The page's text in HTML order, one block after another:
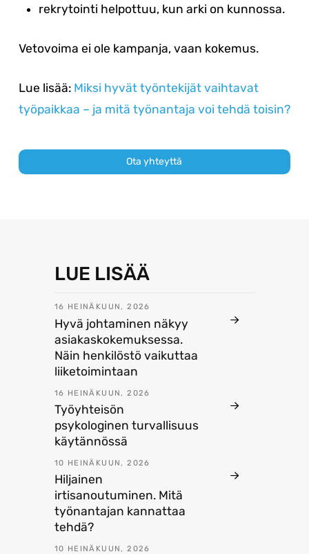
rekrytointi helpottuu, kun arki on kunnossa.
Vetovoima ei ole kampanja, vaan kokemus.
Lue lisää: Miksi hyvät työntekijät vaihtavat
työpaikkaa – ja mitä työnantaja voi tehdä toisin?
Ota yhteyttä
LUE LISÄÄ
16 HEINÄKUUN, 2026
Hyvä johtaminen näkyy
asiakaskokemuksessa.
Näin henkilöstö vaikuttaa
liiketoimintaan
16 HEINÄKUUN, 2026
Työyhteisön
psykologinen turvallisuus
käytännössä
10 HEINÄKUUN, 2026
Hiljainen
irtisanoutuminen. Mitä
työnantajan kannattaa
tehdä?
10 HEINÄKUUN, 2026